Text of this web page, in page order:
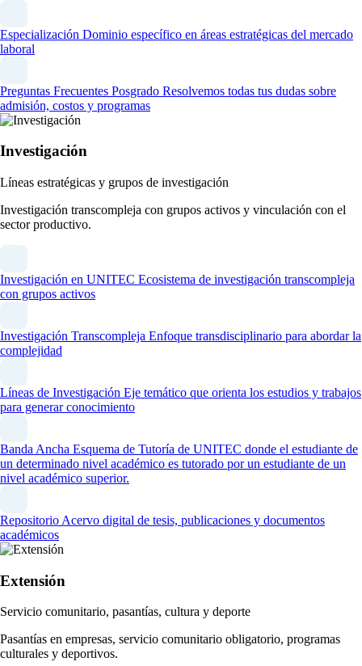
Especialización Dominio específico en áreas estratégicas del mercado
laboral
Preguntas Frecuentes Posgrado Resolvemos todas tus dudas sobre
admisión, costos y programas
Investigación
Líneas estratégicas y grupos de investigación
Investigación transcompleja con grupos activos y vinculación con el
sector productivo.
Investigación en UNITEC Ecosistema de investigación transcompleja
con grupos activos
Investigación Transcompleja Enfoque transdisciplinario para abordar la
complejidad
Líneas de Investigación Eje temático que orienta los estudios y trabajos
para generar conocimiento
Banda Ancha Esquema de Tutoría de UNITEC donde el estudiante de
un determinado nivel académico es tutorado por un estudiante de un
nivel académico superior.
Repositorio Acervo digital de tesis, publicaciones y documentos
académicos
Extensión
Servicio comunitario, pasantías, cultura y deporte
Pasantías en empresas, servicio comunitario obligatorio, programas
culturales y deportivos.